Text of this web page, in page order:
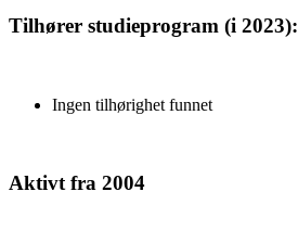
Tilhører studieprogram (i 2023):
Ingen tilhørighet funnet
Aktivt fra 2004